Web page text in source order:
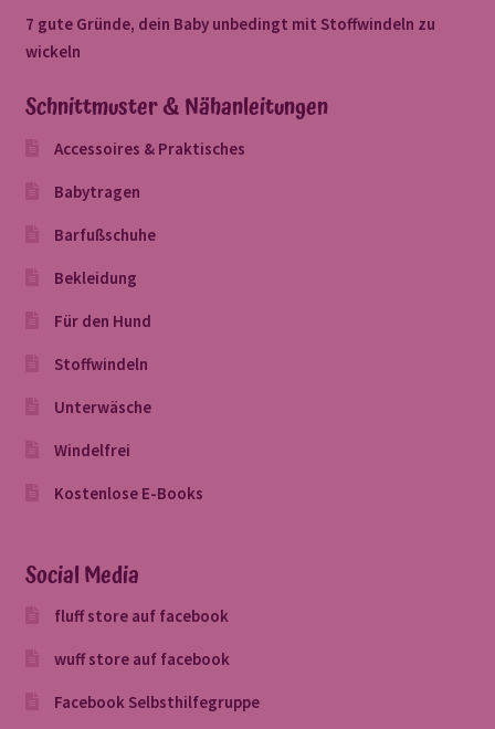
7 gute Gründe, dein Baby unbedingt mit Stoffwindeln zu
wickeln
Schnittmuster & Nähanleitungen
Accessoires & Praktisches
Babytragen
Barfußschuhe
Bekleidung
Für den Hund
Stoffwindeln
Unterwäsche
Windelfrei
Kostenlose E-Books
Social Media
fluff store auf facebook
wuff store auf facebook
Facebook Selbsthilfegruppe